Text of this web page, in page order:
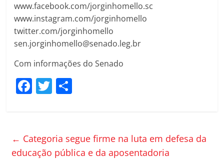
www.facebook.com/jorginhomello.sc
www.instagram.com/jorginhomello
twitter.com/jorginhomello
sen.jorginhomello@senado.leg.br
Com informações do Senado
F
e
b
T
er p
ar
← Categoria segue firme na luta em defesa da
educação pública e da aposentadoria